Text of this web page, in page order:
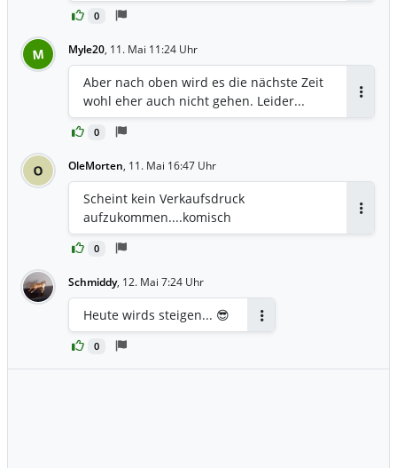
0
M Myle20, 11. Mai 11:24 Uhr
0
Aber nach oben wird es die nächste Zeit
wohl eher auch nicht gehen. Leider...
O OleMorten, 11. Mai 16:47 Uhr
0
Scheint kein Verkaufsdruck
aufzukommen....komisch
Schmiddy, 12. Mai 7:24 Uhr
0
Heute wirds steigen... 😎